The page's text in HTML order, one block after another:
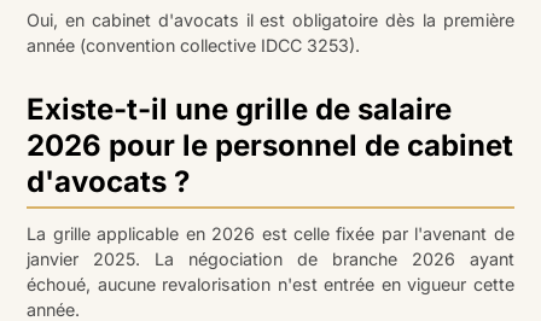
Oui, en cabinet d'avocats il est obligatoire dès la première
année (convention collective IDCC 3253).
Existe-t-il une grille de salaire
2026 pour le personnel de cabinet
d'avocats ?
La grille applicable en 2026 est celle fixée par l'avenant de
janvier 2025. La négociation de branche 2026 ayant
échoué, aucune revalorisation n'est entrée en vigueur cette
année.